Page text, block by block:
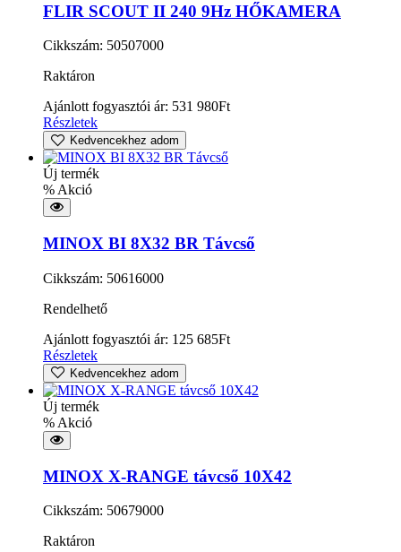
FLIR SCOUT II 240 9Hz HŐKAMERA
Cikkszám: 50507000
Raktáron
Ajánlott fogyasztói ár: 531 980Ft
Részletek
Kedvencekhez adom
Új termék
% Akció
MINOX BI 8X32 BR Távcső
Cikkszám: 50616000
Rendelhető
Ajánlott fogyasztói ár: 125 685Ft
Részletek
Kedvencekhez adom
Új termék
% Akció
MINOX X-RANGE távcső 10X42
Cikkszám: 50679000
Raktáron